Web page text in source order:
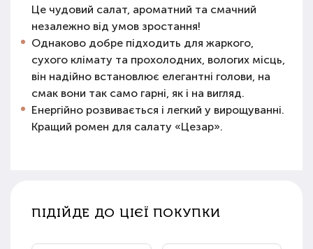
Це чудовий салат, ароматний та смачний
незалежно від умов зростання!
Однаково добре підходить для жаркого,
сухого клімату та прохолодних, вологих місць,
він надійно встановлює елегантні голови, на
смак вони так само гарні, як і на вигляд.
Енергійно розвивається і легкий у вирощуванні.
Кращий ромен для салату «Цезар».
ПІДІЙДЕ ДО ЦІЄЇ ПОКУПКИ